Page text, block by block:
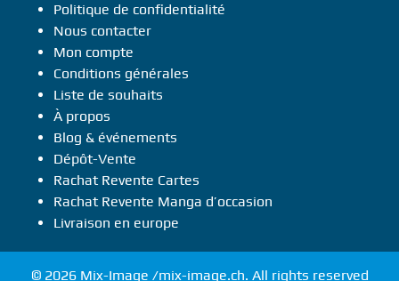
Politique de confidentialité
Nous contacter
Mon compte
Conditions générales
Liste de souhaits
À propos
Blog & événements
Dépôt-Vente
Rachat Revente Cartes
Rachat Revente Manga d’occasion
Livraison en europe
© 2026 Mix-Image /mix-image.ch. All rights reserved